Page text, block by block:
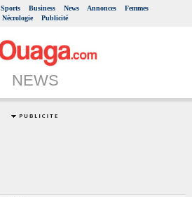
Sports Business News Annonces
Femmes
Nécrologie
Publicité
NEWS